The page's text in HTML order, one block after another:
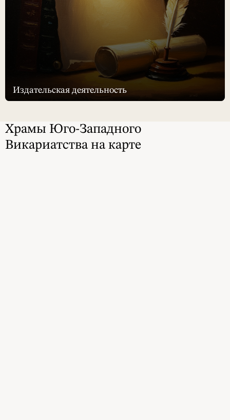
Издательская деятельность
Храмы Юго-Западного
Викариатства на карте